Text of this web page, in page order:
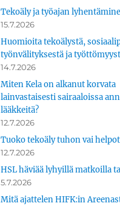
Tekoäly ja työajan
15.7.2026
Huomioita tekoälystä,
työnvälityksestä ja
14.7.2026
Miten Kela on alkanut korvata
lainvastaisesti sairaaloissa
lääkkeitä?
12.7.2026
Tuoko tekoäly tuhon vai
12.7.2026
HSL häviää lyhyillä matkoilla
5.7.2026
Mitä ajattelen HIFK:in